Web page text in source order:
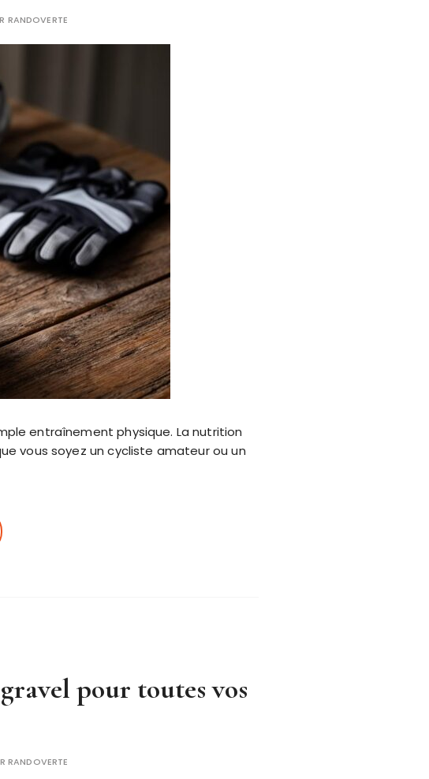
RANDOVERTE
entraînement physique. La nutrition
vous soyez un cycliste amateur ou un
pour toutes vos
RANDOVERTE